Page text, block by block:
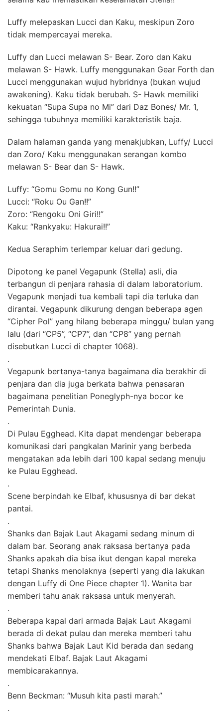
Luffy melepaskan Lucci dan Kaku, meskipun Zoro
tidak mempercayai mereka.
Luffy dan Lucci melawan S- Bear. Zoro dan Kaku
melawan S- Hawk. Luffy menggunakan Gear Forth dan
Lucci menggunakan wujud hybridnya (bukan wujud
awakening). Kaku tidak berubah. S- Hawk memiliki
kekuatan “Supa Supa no Mi” dari Daz Bones/ Mr. 1,
sehingga tubuhnya memiliki karakteristik baja.
Dalam halaman ganda yang menakjubkan, Luffy/ Lucci
dan Zoro/ Kaku menggunakan serangan kombo
melawan S- Bear dan S- Hawk.
Luffy: “Gomu Gomu no Kong Gun!!”
Lucci: “Roku Ou Gan!!”
Zoro: “Rengoku Oni ​Giri!!”
Kaku: “Rankyaku: Hakurai!!”
Kedua Seraphim terlempar keluar dari gedung.
Dipotong ke panel Vegapunk (Stella) asli, dia
terbangun di penjara rahasia di dalam laboratorium.
Vegapunk menjadi tua kembali tapi dia terluka dan
dirantai. Vegapunk dikurung dengan beberapa agen
“Cipher Pol” yang hilang beberapa minggu/ bulan yang
lalu (dari “CP5”, “CP7”, dan “CP8” yang pernah
disebutkan Lucci di chapter 1068).
.
Vegapunk bertanya-tanya bagaimana dia berakhir di
penjara dan dia juga berkata bahwa penasaran
bagaimana penelitian Poneglyph-nya bocor ke
Pemerintah Dunia.
.
Di Pulau Egghead. Kita dapat mendengar beberapa
komunikasi dari pangkalan Marinir yang berbeda
mengatakan ada lebih dari 100 kapal sedang menuju
ke Pulau Egghead.
.
Scene berpindah ke Elbaf, khususnya di bar dekat
pantai.
.
Shanks dan Bajak Laut Akagami sedang minum di
dalam bar. Seorang anak raksasa bertanya pada
Shanks apakah dia bisa ikut dengan kapal mereka
tetapi Shanks menolaknya (seperti yang dia lakukan
dengan Luffy di One Piece chapter 1). Wanita bar
memberi tahu anak raksasa untuk menyerah.
.
Beberapa kapal dari armada Bajak Laut Akagami
berada di dekat pulau dan mereka memberi tahu
Shanks bahwa Bajak Laut Kid berada dan sedang
mendekati Elbaf. Bajak Laut Akagami
membicarakannya.
.
Benn Beckman: “Musuh kita pasti marah.”
.